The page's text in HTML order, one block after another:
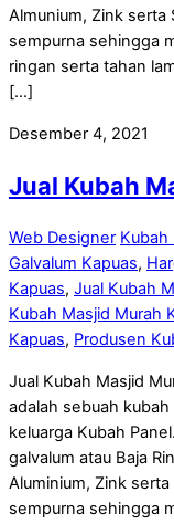
Almunium, Zink
sempurna sehingga
ringan serta tahan
[…]
Desember 4, 2021
Jual Kubah
Web Designer Kubah
Galvalum Kapuas,
Kapuas, Jual Kubah
Kubah Masjid Murah
Kapuas, Produsen
Jual Kubah Masjid
adalah sebuah
keluarga Kubah
galvalum atau Baja
Aluminium, Zink
sempurna sehingga